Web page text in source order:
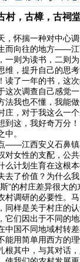
村，古樟，古
，怀揣一种对中心
而向往的地方——江
一则为读书，二则
维，提升自己的思
读了一年的书，这
这次调查自己感觉
法我也不懂，我能
庄，对于我这么一
到这，我好奇万分
。
——江西安义石鼻镇
对女性的支配，公
么计划生育在这根
去了价值？为什么
”的村庄差异很大
村调研的必要性。
同样是关于村庄的
它们因出于不同的
中国不同地域村转
能用简单用西方的
根其中，与其对话